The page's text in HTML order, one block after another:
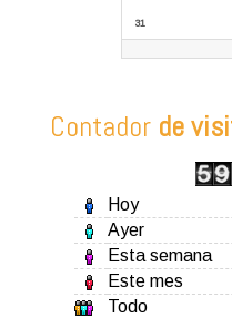
31
Contador de
Hoy
Ayer
Esta semana
Este mes
Todo